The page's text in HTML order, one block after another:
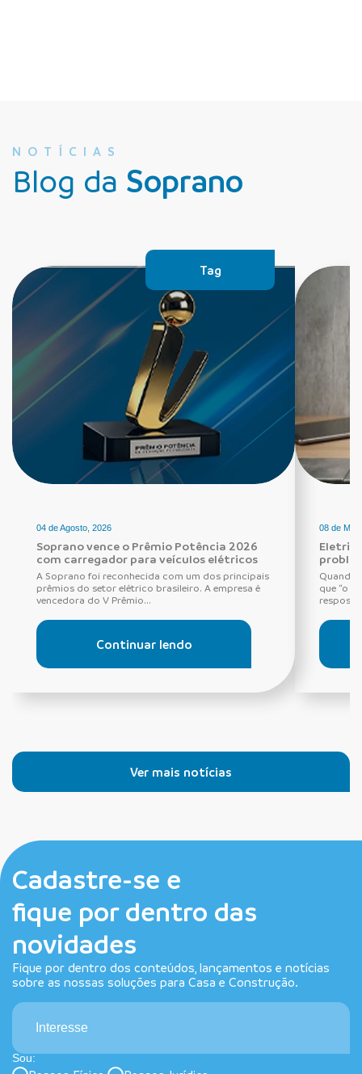
NOTÍCIAS
Blog da Soprano
Tag
04 de Agosto, 2026
Soprano vence o Prêmio Potência 2026
com carregador para veículos elétricos
A Soprano foi reconhecida com um dos principais
prêmios do setor elétrico brasileiro. A empresa é
vencedora do V Prêmio...
Continuar lendo
08 de
Quando
que “o
resposta
Ver mais notícias
Cadastre-se e
fique por dentro das
novidades
Fique por dentro dos conteúdos, lançamentos e notícias
sobre as nossas soluções para Casa e Construção.
Interesse
Sou: